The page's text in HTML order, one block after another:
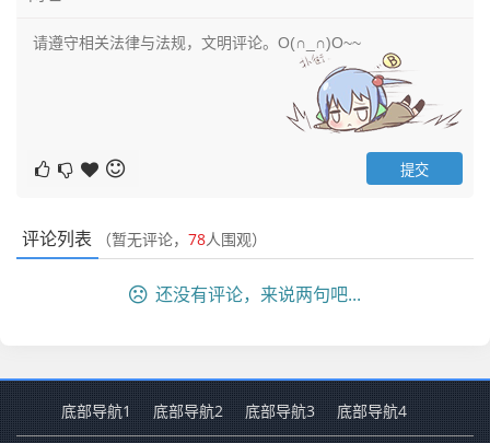
评论列表 （暂无评论， 78人围观）
还没有评论，来说两句吧...
底部导航1 底部导航2 底部导航3 底部导航4